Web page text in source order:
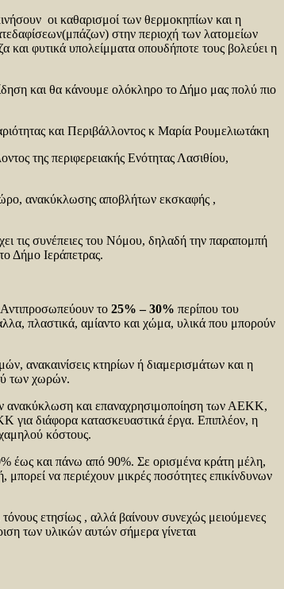
οι καθαρισμοί των θερμοκηπίων και η
στην περιοχή των λατομείων
και φυτικά υπολείμματα οπουδήποτε τους βολεύει η
και θα κάνουμε ολόκληρο το Δήμο μας πολύ πιο
και Περιβάλλοντος κ Μαρία Ρουμελιωτάκη
της περιφερειακής Ενότητας Λασιθίου,
ανακύκλωσης αποβλήτων εκσκαφής ,
τις συνέπειες του Νόμου, δηλαδή την παραπομπή
Δήμο Ιεράπετρας.
το 25% – 30% περίπου του
πλαστικά, αμίαντο και χώμα, υλικά που μπορούν
ανακαινίσεις κτηρίων ή διαμερισμάτων και η
των χωρών.
ανακύκλωση και επαναχρησιμοποίηση των ΑΕΚΚ,
για διάφορα κατασκευαστικά έργα. Επιπλέον, η
κόστους.
έως και πάνω από 90%. Σε ορισμένα κράτη μέλη,
να περιέχουν μικρές ποσότητες επικίνδυνων
ετησίως , αλλά βαίνουν συνεχώς μειούμενες
των υλικών αυτών σήμερα γίνεται